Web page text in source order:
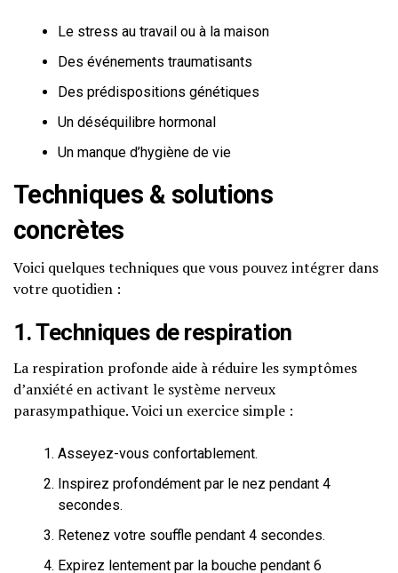
Le stress au travail ou à la maison
Des événements traumatisants
Des prédispositions génétiques
Un déséquilibre hormonal
Un manque d’hygiène de vie
Techniques & solutions
concrètes
Voici quelques techniques que vous pouvez intégrer dans
votre quotidien :
1. Techniques de respiration
La respiration profonde aide à réduire les symptômes
d’anxiété en activant le système nerveux
parasympathique. Voici un exercice simple :
Asseyez-vous confortablement.
Inspirez profondément par le nez pendant 4
secondes.
Retenez votre souffle pendant 4 secondes.
Expirez lentement par la bouche pendant 6